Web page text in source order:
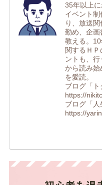
35年以上に
イベント
り、放送
勤め、企画
教える。
関するＨＰ
ントも、
から読み
を愛読。
ブログ「ト
https://
ブログ「人
https://